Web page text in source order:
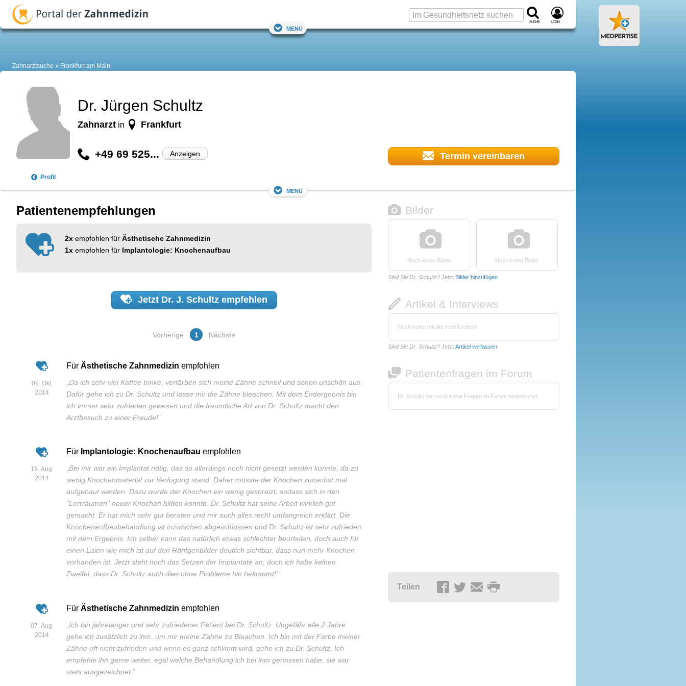
Suche Login
Menü
Zahnarztsuche Frankfurt am Main
Profil
Dr. Jürgen Schultz
Zahnarzt in Frankfurt
+49 69 525... Anzeigen Termin vereinbaren
Menü
Patientenempfehlungen
2x empfohlen für Ästhetische Zahnmedizin
1x empfohlen für Implantologie: Knochenaufbau
Jetzt Dr. J. Schultzempfehlen
Vorherige 1 Nächste
09. Okt.
2014
Für Ästhetische Zahnmedizin empfohlen
Da ich sehr viel Kaffee trinke, verfärben sich meine Zähne schnell und sehen unschön aus.
Dafür gehe ich zu Dr. Schultz und lasse mir die Zähne bleachen. Mit dem Endergebnis bin
ich immer sehr zufrieden gewesen und die freundliche Art von Dr. Schultz macht den
Arztbesuch zu einer Freude!”
19. Aug.
2014
Für Implantologie: Knochenaufbau empfohlen
Bei mir war ein Implantat nötig, das so allerdings noch nicht gesetzt werden konnte, da zu
wenig Knochenmaterial zur Verfügung stand. Daher musste der Knochen zunächst mal
aufgebaut werden. Dazu wurde der Knochen ein wenig gespreizt, sodass sich in den
"Lerrräumen" neuer Knochen bilden konnte. Dr. Schultz hat seine Arbeit wirklich gut
gemacht. Er hat mich sehr gut beraten und mir auch alles recht umfangreich erklärt. Die
Knochenaufbaubehandlung ist inzwischen abgeschlossen und Dr. Schultz ist sehr zufrieden
mit dem Ergebnis. Ich selber kann das natürlich etwas schlechter beurteilen, doch auch für
einen Laien wie mich ist auf den Röntgenbilder deutlich sichtbar, dass nun mehr Knochen
vorhanden ist. Jetzt steht noch das Setzen der Implantate an, doch ich habe keinen
Zweifel, dass Dr. Schultz auch dies ohne Probleme hin bekommt!”
07. Aug.
2014
Für Ästhetische Zahnmedizin empfohlen
Ich bin jahrelanger und sehr zufriedener Patient bei Dr. Schultz. Ungefähr alle 2 Jahre
gehe ich zusätzlich zu ihm, um mir meine Zähne zu Bleachen. Ich bin mit der Farbe meiner
Zähne oft nicht zufrieden und wenn es ganz schlimm wird, gehe ich zu Dr. Schultz. Ich
empfehle ihn gerne weiter, egal welche Behandlung ich bei ihm genossen habe, sie war
stets ausgezeichnet.”
Bilder
Noch keine Bilder Noch keine Bilder
Sind Sie Dr. Schultz? Jetzt Bilder hinzufügen
Artikel & Interviews
Noch keine Inhalte veröffentlicht
Sind Sie Dr. Schultz? Jetzt Artikel verfassen
Patientenfragen im Forum
Dr. Schultz hat noch keine Fragen im Forum beantwortet.
Teilen